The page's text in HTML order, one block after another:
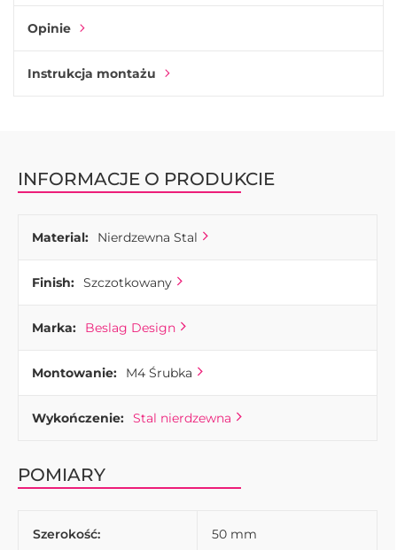
Opinie
Instrukcja montażu
INFORMACJE O PRODUKCIE
Material: Nierdzewna Stal
Finish: Szczotkowany
Marka: Beslag Design
Montowanie: M4 Śrubka
Wykończenie: Stal nierdzewna
POMIARY
Szerokość: 50 mm